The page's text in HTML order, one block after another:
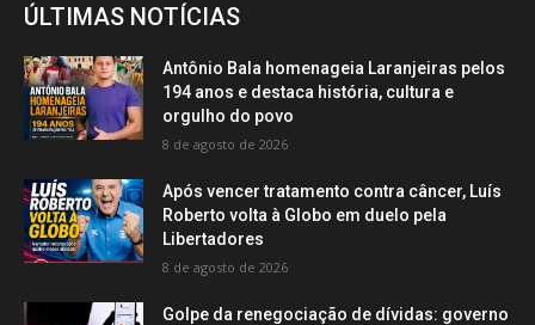
ÚLTIMAS NOTÍCIAS
Antônio Bala homenageia Laranjeiras pelos
194 anos e destaca história, cultura e
orgulho do povo
8 de agosto de 2026
Após vencer tratamento contra câncer, Luís
Roberto volta à Globo em duelo pela
Libertadores
8 de agosto de 2026
Golpe da renegociação de dívidas: governo